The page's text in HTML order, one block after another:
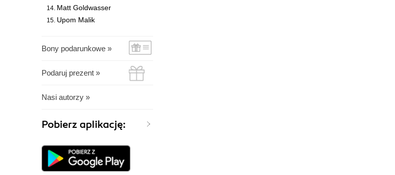
Matt Goldwasser
Upom Malik
Bony podarunkowe »
Podaruj prezent »
Nasi autorzy »
Pobierz aplikację: